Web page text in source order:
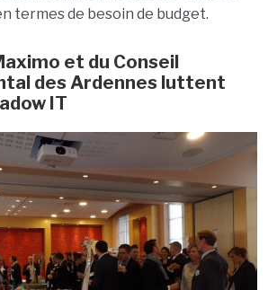
termes de besoin de budget.
et du Conseil
des Ardennes luttent
IT